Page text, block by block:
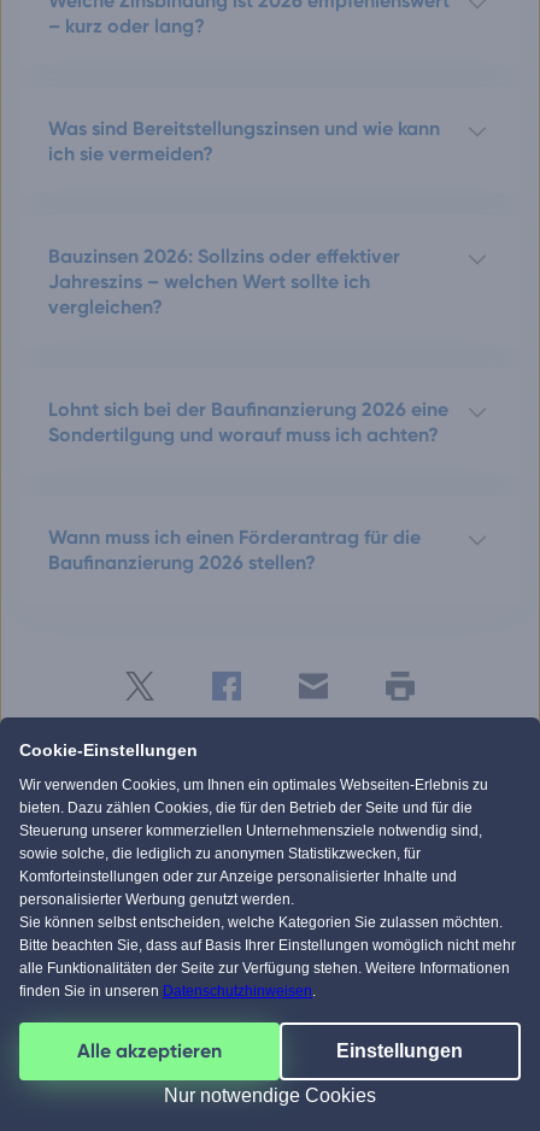
– kurz oder lang?
Was sind Bereitstellungszinsen und wie kann
ich sie vermeiden?
Bauzinsen 2026: Sollzins oder effektiver
Jahreszins – welchen Wert sollte ich
vergleichen?
Lohnt sich bei der Baufinanzierung 2026 eine
Sondertilgung und worauf muss ich achten?
Wann muss ich einen Förderantrag für die
Baufinanzierung 2026 stellen?
Celine Hausenstein
Redakteurin – Fachgebiet Baufinanzierung, Baurecht &
Energieeffizienz
Celine hat schon viele Artikel für Fertighaus.de geschrieben und
legt stets großen Wert darauf, unseren Lesern immer die
aktuellsten Informationen zur Verfügung zu stellen.
Mehr lesen
Für welche Hausart interessieren Sie
sich?
Cookie-Einstellungen
Wir verwenden Cookies, um Ihnen ein optimales Webseiten-Erlebnis zu
bieten. Dazu zählen Cookies, die für den Betrieb der Seite und für die
Steuerung unserer kommerziellen Unternehmensziele notwendig sind,
sowie solche, die lediglich zu anonymen Statistikzwecken, für
Komforteinstellungen oder zur Anzeige personalisierter Inhalte und
personalisierter Werbung genutzt werden.
Sie können selbst entscheiden, welche Kategorien Sie zulassen möchten.
Bitte beachten Sie, dass auf Basis Ihrer Einstellungen womöglich nicht mehr
alle Funktionalitäten der Seite zur Verfügung stehen. Weitere Informationen
finden Sie in unseren Datenschutzhinweisen.
Alle akzeptieren Einstellungen
Nur notwendige Cookies